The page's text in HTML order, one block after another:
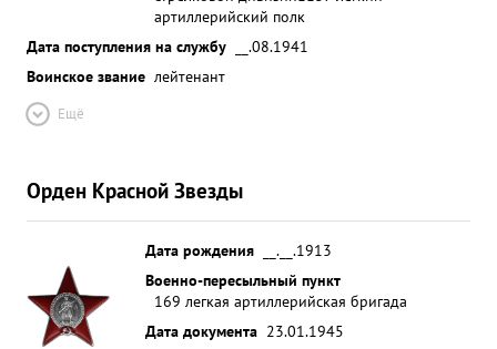
артиллерийский полк
Дата поступления на службу
__.08.1941
Воинское звание лейтенант
Ещё
Орден Красной Звезды
Дата рождения
__.__.1913
Военно-пересыльный пункт
169 легкая артиллерийская бригада
Дата документа 23.01.1945